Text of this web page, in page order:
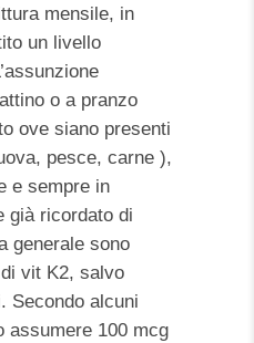
mensile, in
un livello
o a pranzo
ove siano presenti
pesce, carne ),
e sempre in
già ricordato di
generale sono
vit K2, salvo
Secondo alcuni
assumere 100 mcg